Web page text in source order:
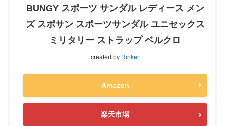
BUNGY スポーツ サンダル レディース メン
ズ スポサン スポーツサンダル ユニセックス
ミリタリー ストラップ ベルクロ
created by Rinker
Amazon
楽天市場